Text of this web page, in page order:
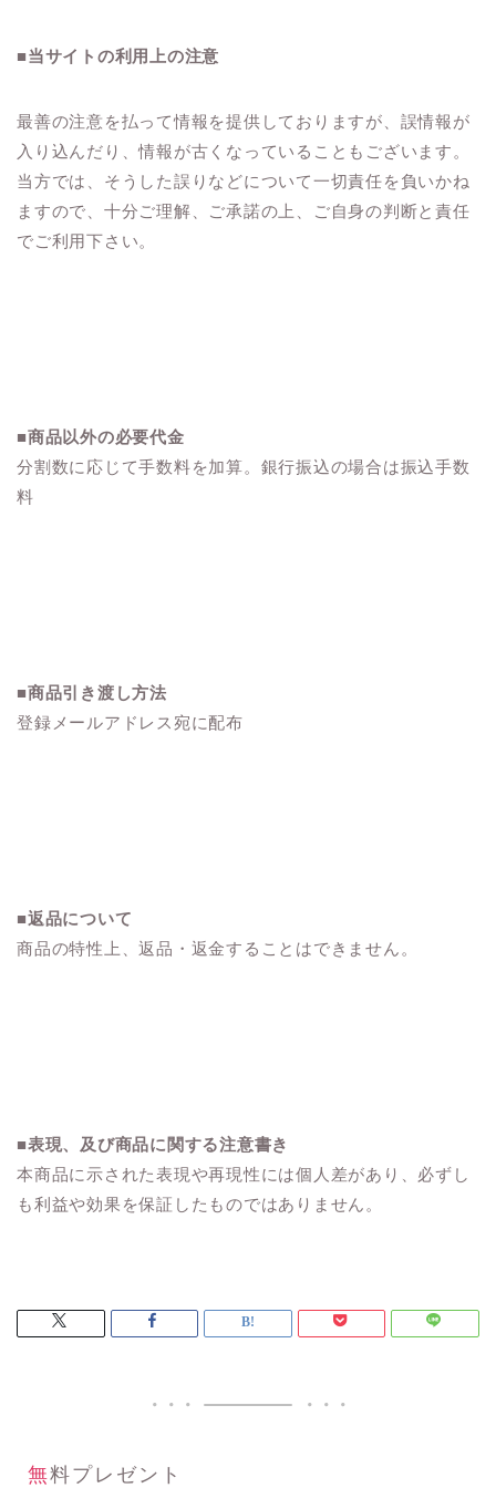
■当サイトの利用上の注意
最善の注意を払って情報を提供しておりますが、誤情報が
入り込んだり、情報が古くなっていることもございます。
当方では、そうした誤りなどについて一切責任を負いかね
ますので、十分ご理解、ご承諾の上、ご自身の判断と責任
でご利用下さい。
■商品以外の必要代金
分割数に応じて手数料を加算。銀行振込の場合は振込手数
料
■商品引き渡し方法
登録メールアドレス宛に配布
■返品について
商品の特性上、返品・返金することはできません。
■表現、及び商品に関する注意書き
本商品に示された表現や再現性には個人差があり、必ずし
も利益や効果を保証したものではありません。
無料プレゼント